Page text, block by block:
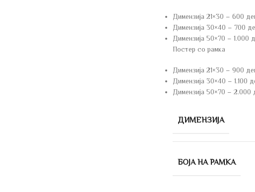
Димензија 21×30 – 600
Димензија 30×40 – 700
Димензија 50×70 – 1.000
Постер со рамка
Димензија 21×30 – 900
Димензија 30×40 – 1.100
Димензија 50×70 – 2.000
ДИМЕНЗИЈА
БОЈА НА РАМКА